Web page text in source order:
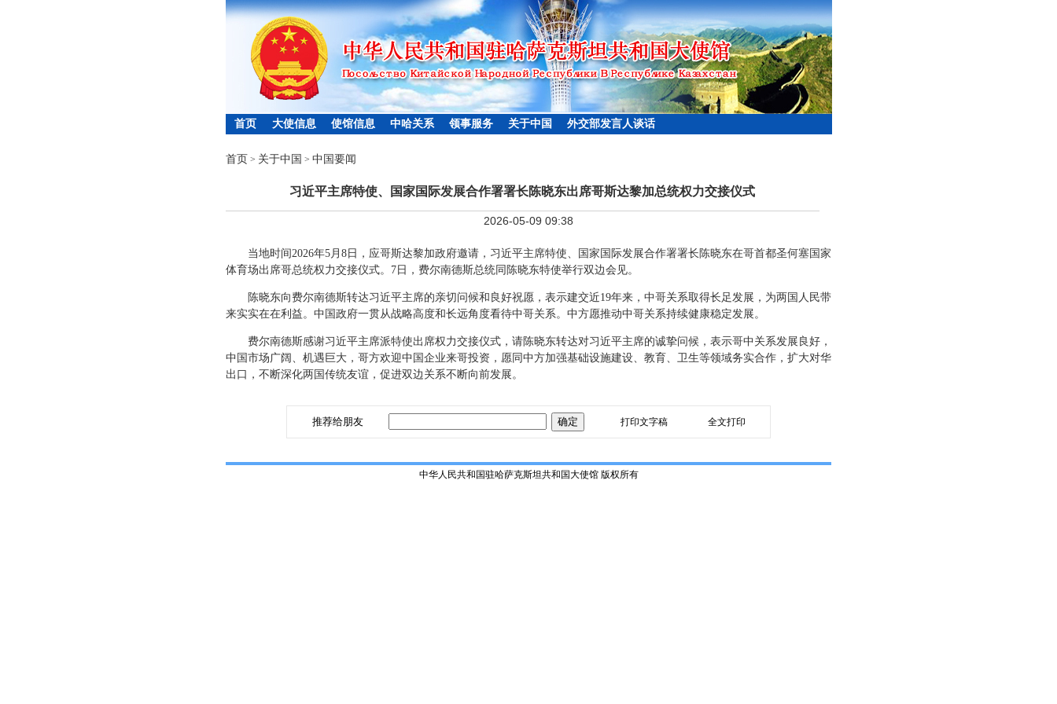
首页 大使信息 使馆信息 中哈关系 领事服务 关于中国 外交部发言人谈话
首页 > 关于中国 > 中国要闻
习近平主席特使、国家国际发展合作署署长陈晓东出席哥斯达黎加总统权力交接仪式
2026-05-09 09:38
当地时间2026年5月8日，应哥斯达黎加政府邀请，习近平主席特使、国家国际发展合作署署长陈晓东在哥首都圣何塞国家
体育场出席哥总统权力交接仪式。7日，费尔南德斯总统同陈晓东特使举行双边会见。
陈晓东向费尔南德斯转达习近平主席的亲切问候和良好祝愿，表示建交近19年来，中哥关系取得长足发展，为两国人民带
来实实在在利益。中国政府一贯从战略高度和长远角度看待中哥关系。中方愿推动中哥关系持续健康稳定发展。
费尔南德斯感谢习近平主席派特使出席权力交接仪式，请陈晓东转达对习近平主席的诚挚问候，表示哥中关系发展良好，
中国市场广阔、机遇巨大，哥方欢迎中国企业来哥投资，愿同中方加强基础设施建设、教育、卫生等领域务实合作，扩大对华
出口，不断深化两国传统友谊，促进双边关系不断向前发展。
推荐给朋友 打印文字稿 全文打印
中华人民共和国驻哈萨克斯坦共和国大使馆 版权所有